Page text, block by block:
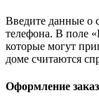
Введите данные о
телефона. В поле
которые могут
доме считаются
Оформление